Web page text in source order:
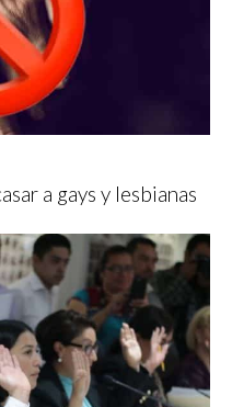
a gays y lesbianas